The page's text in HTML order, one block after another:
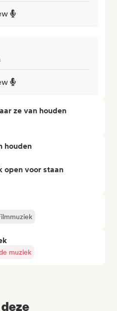
ze van houden
houden
open voor staan
muziek